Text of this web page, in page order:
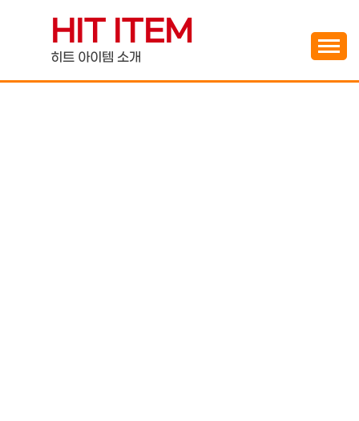
contentHIT ITEM
히트 아이템 소개